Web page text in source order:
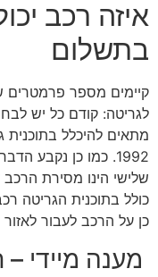
איזה רכב
בתשלום
קיימים מספר פרמטרים
לגריטה: קודם כל יש
מתאים להיכלל
1992. כמו כן נקבע
שלישי הינו מסירת הרכב
כולל בתוכנית הגריטה
כן על הרכב לעבור